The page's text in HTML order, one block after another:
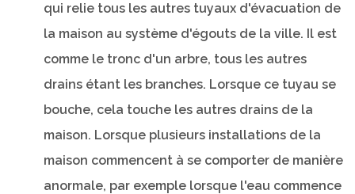
qui relie tous les autres tuyaux d'évacuation de
la maison au système d'égouts de la ville. Il est
comme le tronc d'un arbre, tous les autres
drains étant les branches. Lorsque ce tuyau se
bouche, cela touche les autres drains de la
maison. Lorsque plusieurs installations de la
maison commencent à se comporter de manière
anormale, par exemple lorsque l'eau commence